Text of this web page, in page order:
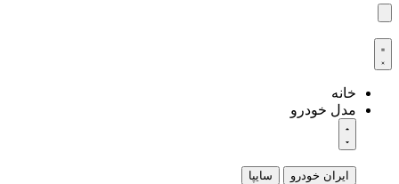
خانه
مدل خودرو
ایران خودرو سایپا